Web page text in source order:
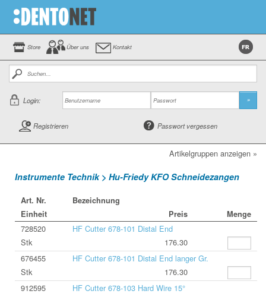
Store Über uns Kontakt
Login: »
Registrieren Passwort vergessen
Artikelgruppen anzeigen »
Instrumente Technik > Hu-Friedy KFO Schneidezangen
Art. Nr.
Bezeichnung
Einheit
Preis Menge
728520
HF Cutter 678-101 Distal End
Stk
176.30
676455
HF Cutter 678-101 Distal End langer Gr.
Stk
176.30
912595
HF Cutter 678-103 Hard Wire 15°